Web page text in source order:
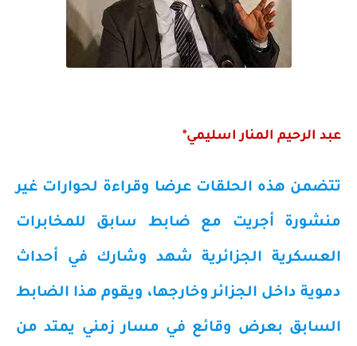
عبد الرحيم المنار اسليمي*
تتضمن هذه الحلقات عرضا وقراءة لحوارات غير
منشورة أجريت مع ضابط سابق للمخابرات
العسكرية الجزائرية شهد وشارك في أحداث
دموية داخل الجزائر وخارجها، ويقوم هذا الضابط
السابق بعرض وقائع في مسار زمني يمتد من